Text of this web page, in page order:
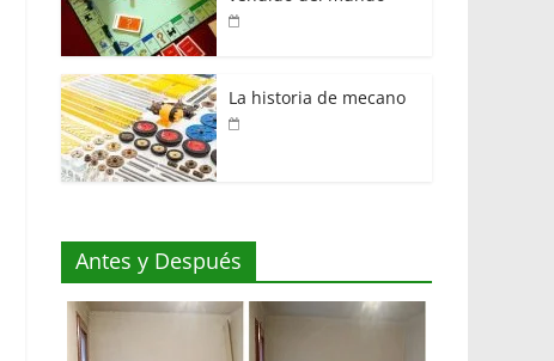
La historia de mecano
Antes y Después